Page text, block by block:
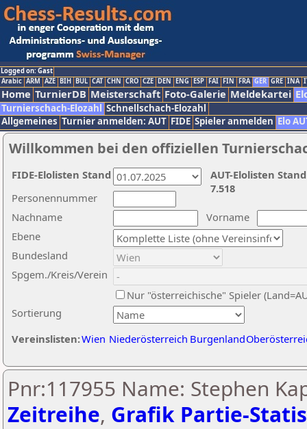
Logged on: Gast
Arabic ARM AZE BIH BUL CAT CHN CRO CZE DEN ENG ESP FAI FIN FRA GER GRE INA
Home TurnierDB Meisterschaft Foto-Galerie Meldekartei
Turnierschach-Elozahl Schnellschach-Elozahl
Allgemeines Turnier anmelden: AUT FIDE Spieler anmelden Elo
Willkommen bei den offiziellen
Nachname
Vorname
Ebene
Sortierung
Personennummer
Bundesland
Spgem./Kreis/Verein
Nur "österreichische" Spieler
Vereinslisten:Wien Niederösterreich Burgenland
AUT-Elolisten
7.518
FIDE-Elolisten Stand
Pnr:117955 Name: Stephen
Zeitreihe, Grafik Partie-